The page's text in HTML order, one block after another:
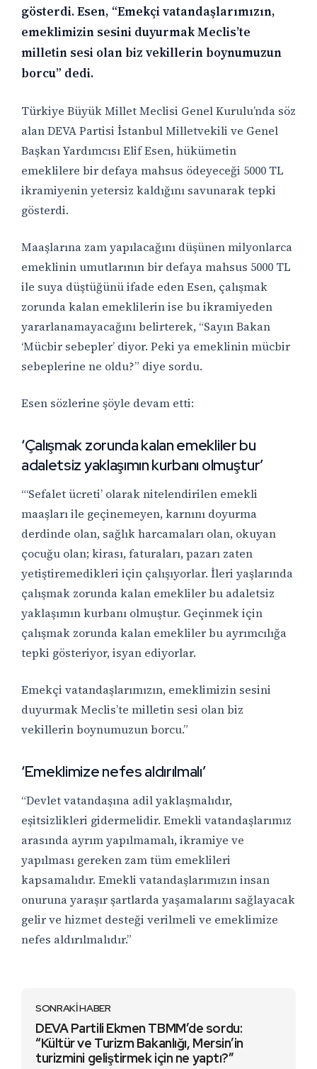
gösterdi. Esen, “Emekçi vatandaşlarımızın,
emeklimizin sesini duyurmak Meclis’te
milletin sesi olan biz vekillerin boynumuzun
borcu” dedi.
Türkiye Büyük Millet Meclisi Genel Kurulu’nda söz
alan DEVA Partisi İstanbul Milletvekili ve Genel
Başkan Yardımcısı Elif Esen, hükümetin
emeklilere bir defaya mahsus ödeyeceği 5000 TL
ikramiyenin yetersiz kaldığını savunarak tepki
gösterdi.
Maaşlarına zam yapılacağını düşünen milyonlarca
emeklinin umutlarının bir defaya mahsus 5000 TL
ile suya düştüğünü ifade eden Esen, çalışmak
zorunda kalan emeklilerin ise bu ikramiyeden
yararlanamayacağını belirterek, “Sayın Bakan
‘Mücbir sebepler’ diyor. Peki ya emeklinin mücbir
sebeplerine ne oldu?” diye sordu.
Esen sözlerine şöyle devam etti:
‘Çalışmak zorunda kalan emekliler bu
adaletsiz yaklaşımın kurbanı olmuştur’
“‘Sefalet ücreti’ olarak nitelendirilen emekli
maaşları ile geçinemeyen, karnını doyurma
derdinde olan, sağlık harcamaları olan, okuyan
çocuğu olan; kirası, faturaları, pazarı zaten
yetiştiremedikleri için çalışıyorlar. İleri yaşlarında
çalışmak zorunda kalan emekliler bu adaletsiz
yaklaşımın kurbanı olmuştur. Geçinmek için
çalışmak zorunda kalan emekliler bu ayrımcılığa
tepki gösteriyor, isyan ediyorlar.
Emekçi vatandaşlarımızın, emeklimizin sesini
duyurmak Meclis’te milletin sesi olan biz
vekillerin boynumuzun borcu.”
‘Emeklimize nefes aldırılmalı’
“Devlet vatandaşına adil yaklaşmalıdır,
eşitsizlikleri gidermelidir. Emekli vatandaşlarımız
arasında ayrım yapılmamalı, ikramiye ve
yapılması gereken zam tüm emeklileri
kapsamalıdır. Emekli vatandaşlarımızın insan
onuruna yaraşır şartlarda yaşamalarını sağlayacak
gelir ve hizmet desteği verilmeli ve emeklimize
nefes aldırılmalıdır.”
SONRAKİ HABER
DEVA Partili Ekmen TBMM’de sordu:
“Kültür ve Turizm Bakanlığı, Mersin’in
turizmini geliştirmek için ne yaptı?”